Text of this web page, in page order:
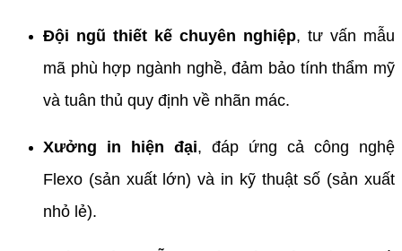
Đội ngũ thiết kế chuyên nghiệp, tư vấn mẫu
mã phù hợp ngành nghề, đảm bảo tính thẩm mỹ
và tuân thủ quy định về nhãn mác.
Xưởng in hiện đại, đáp ứng cả công nghệ
Flexo (sản xuất lớn) và in kỹ thuật số (sản xuất
nhỏ lẻ).